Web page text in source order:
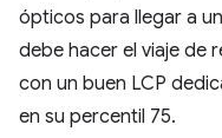
ópticos para llegar a
debe hacer el viaje de
con un buen LCP
en su percentil 75.